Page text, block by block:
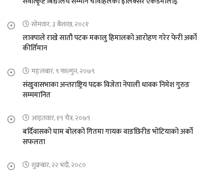
सोमवार, ३ बैशाख, २०८१
लाक्पाले राखे सातौ पटक मकालु हिमालको आरोहण गरेर फेरी अर्को
कीर्तिमान
मङ्लबार, ९ फाल्गुन, २०७९
संखुवासभाका अन्तराष्ट्रिय पदक विजेता नेपाली धावक निमेश गुरुङ
सम्ममानित
आइतवार, १९ चैत्र, २०७९
बर्दिवासको घाम बोलको गितमा गायक वाङछिरीङ भोटियाको अर्को
सफलता
शुक्रबार, २२ भदौ, २०८०